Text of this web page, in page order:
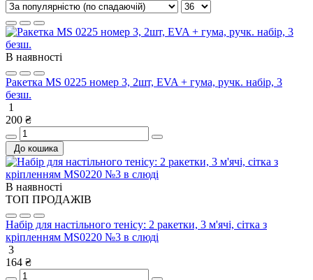
В наявності
Ракетка MS 0225 номер 3, 2шт, EVA + гума, ручк. набір, 3
безш.
1
200 ₴
До кошика
В наявності
ТОП ПРОДАЖІВ
Набір для настільного тенісу: 2 ракетки, 3 м'ячі, сітка з
кріпленням MS0220 №3 в слюді
3
164 ₴